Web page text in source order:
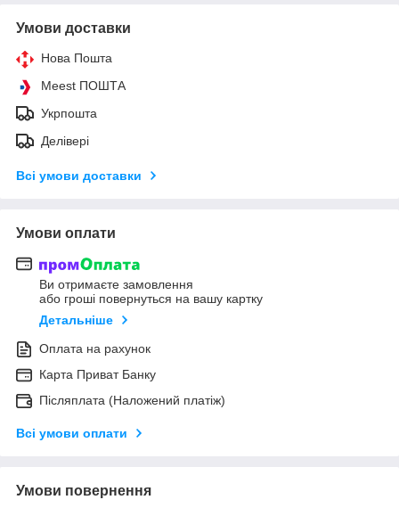
Умови доставки
Нова Пошта
Meest ПОШТА
Укрпошта
Делівері
Всі умови доставки
Умови оплати
Ви отримаєте замовлення
або гроші повернуться на вашу картку
Детальніше
Оплата на рахунок
Карта Приват Банку
Післяплата (Наложений платіж)
Всі умови оплати
Умови повернення